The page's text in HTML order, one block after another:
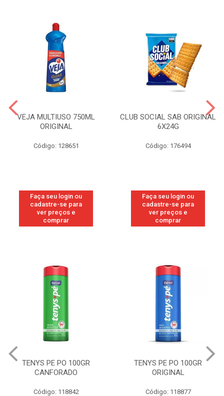
VEJA MULTIUSO 750ML
ORIGINAL
Código: 128651
Faça seu login ou
cadastre-se para
ver preços e
comprar
CLUB SOCIAL SAB ORIGINAL
6X24G
Código: 176494
Faça seu login ou
cadastre-se para
ver preços e
comprar
TENYS PE PO 100GR
CANFORADO
Código: 118842
TENYS PE PO 100GR
ORIGINAL
Código: 118877